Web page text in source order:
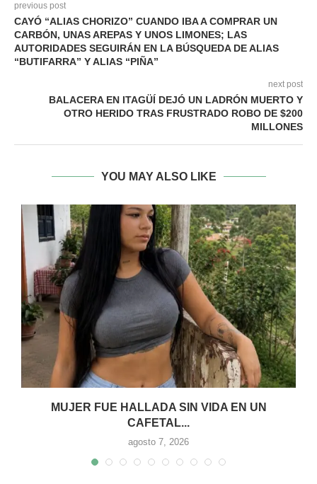
previous post
CAYÓ “ALIAS CHORIZO” CUANDO IBA A COMPRAR UN
CARBÓN, UNAS AREPAS Y UNOS LIMONES; LAS
AUTORIDADES SEGUIRÁN EN LA BÚSQUEDA DE ALIAS
“BUTIFARRA” Y ALIAS “PIÑA”
next post
BALACERA EN ITAGÜÍ DEJÓ UN LADRÓN MUERTO Y
OTRO HERIDO TRAS FRUSTRADO ROBO DE $200
MILLONES
YOU MAY ALSO LIKE
MUJER FUE HALLADA SIN VIDA EN UN
CAFETAL...
agosto 7, 2026